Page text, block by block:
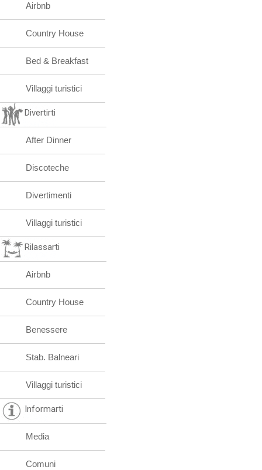
Airbnb
Country House
Bed & Breakfast
Villaggi turistici
Divertirti
After Dinner
Discoteche
Divertimenti
Villaggi turistici
Rilassarti
Airbnb
Country House
Benessere
Stab. Balneari
Villaggi turistici
Informarti
Media
Comuni